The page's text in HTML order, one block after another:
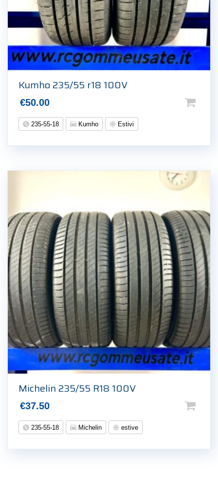
Kumho 235/55 r18 100V
€50.00
235-55-18 Kumho Estivi
Michelin 235/55 R18 100V
€37.50
235-55-18 Michelin estive